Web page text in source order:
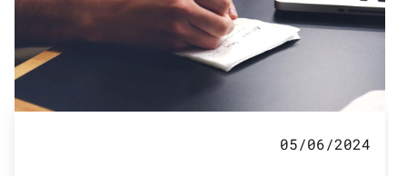
05/06/2024